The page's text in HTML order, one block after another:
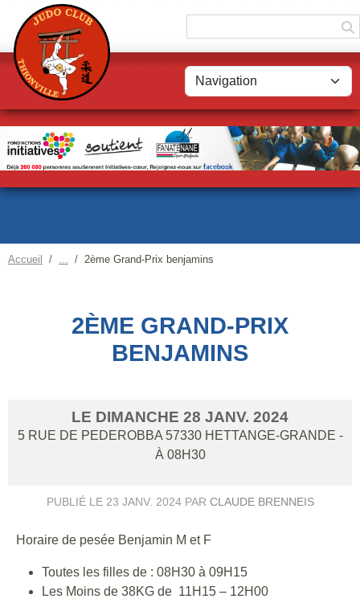
Accueil 2ème Grand-Prix benjamins
2ÈME GRAND-PRIX
BENJAMINS
LE DIMANCHE 28 JANV. 2024
5 RUE DE PEDEROBBA 57330 HETTANGE-GRANDE -
À 08H30
PUBLIÉ LE 23 JANV. 2024PAR CLAUDE BRENNEIS
Horaire de pesée Benjamin M et F
Toutes les filles de : 08H30 à 09H15
Les Moins de 38KG de 11H15 – 12H00
Panneau de gestion des cookies